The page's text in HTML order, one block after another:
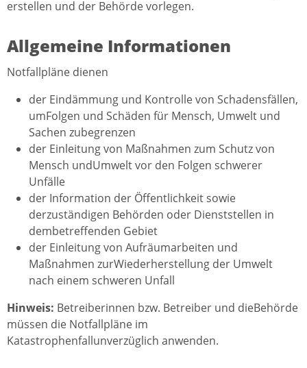
erstellen und der Behörde vorlegen.
Allgemeine Informationen
Notfallpläne dienen
der Eindämmung und Kontrolle von Schadensfällen,
umFolgen und Schäden für Mensch, Umwelt und
Sachen zubegrenzen
der Einleitung von Maßnahmen zum Schutz von
Mensch undUmwelt vor den Folgen schwerer
Unfälle
der Information der Öffentlichkeit sowie
derzuständigen Behörden oder Dienststellen in
dembetreffenden Gebiet
der Einleitung von Aufräumarbeiten und
Maßnahmen zurWiederherstellung der Umwelt
nach einem schweren Unfall
Hinweis: Betreiberinnen bzw. Betreiber und dieBehörde
müssen die Notfallpläne im
Katastrophenfallunverzüglich anwenden.